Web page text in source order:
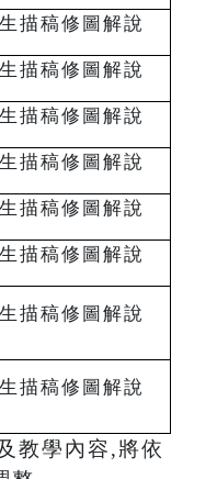
描稿修圖解說
描稿修圖解說
描稿修圖解說
描稿修圖解說
描稿修圖解說
描稿修圖解說
描稿修圖解說
描稿修圖解說
教學內容,將依